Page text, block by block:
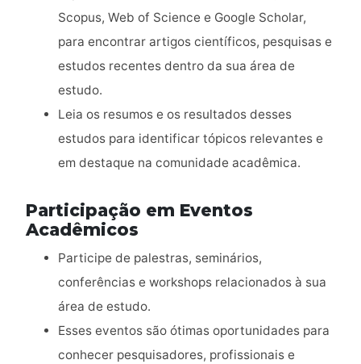
Scopus, Web of Science e Google Scholar,
para encontrar artigos científicos, pesquisas e
estudos recentes dentro da sua área de
estudo.
Leia os resumos e os resultados desses
estudos para identificar tópicos relevantes e
em destaque na comunidade acadêmica.
Participação em Eventos
Acadêmicos
Participe de palestras, seminários,
conferências e workshops relacionados à sua
área de estudo.
Esses eventos são ótimas oportunidades para
conhecer pesquisadores, profissionais e